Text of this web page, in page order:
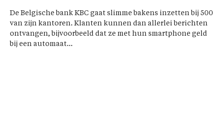
De Belgische bank KBC gaat slimme bakens inzetten bij 500
van zijn kantoren. Klanten kunnen dan allerlei berichten
ontvangen, bijvoorbeeld dat ze met hun smartphone geld
bij een automaat...